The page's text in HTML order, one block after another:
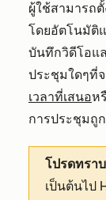
ผู้ใช้สามารถ
โดยอัตโนมัติ
บันทึกวิดีโอแ
ประชุมใดๆที่
เวลาที่เสนอห
การประชุมถู
โปรดทรา
เป็นต้นไป